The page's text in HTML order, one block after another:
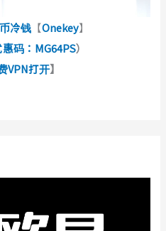
冷钱 【Onekey】
码：MG64PS）
VPN打开】